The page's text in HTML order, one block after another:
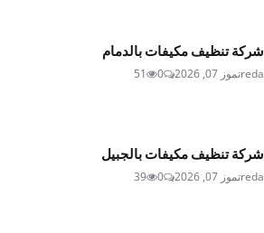
شركة تنظيف مكيفات بالدمام
redaتموز 07, 2026 0
51
شركة تنظيف مكيفات بالجبيل
redaتموز 07, 2026 0
39